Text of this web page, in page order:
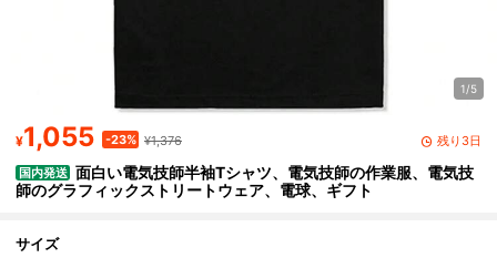
1/5
¥1,055 -23% ¥1,376 残り3日
国内発送 面白い電気技師半袖Tシャツ、電気技師の作業服、電気技
師のグラフィックストリートウェア、電球、ギフト
サイズ